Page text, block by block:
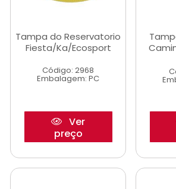
Tampa do Reservatorio
Fiesta/Ka/Ecosport
Código: 2968
Embalagem: PC
Ver
preço